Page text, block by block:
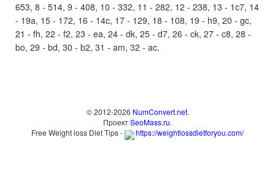
653, 8 - 514, 9 - 408, 10 - 332, 11 - 282, 12 - 238, 13 - 1c7, 14
- 19a, 15 - 172, 16 - 14c, 17 - 129, 18 - 108, 19 - h9, 20 - gc,
21 - fh, 22 - f2, 23 - ea, 24 - dk, 25 - d7, 26 - ck, 27 - c8, 28 -
bo, 29 - bd, 30 - b2, 31 - am, 32 - ac.
© 2012-2026 NumConvert.net.
ПроектSeoMass.ru.
Free Weight loss Diet Tips -
https://weightlossdietforyou.com/